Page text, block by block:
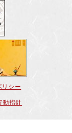
リシー
動指針